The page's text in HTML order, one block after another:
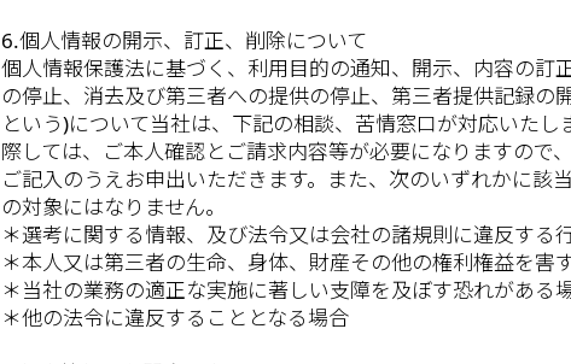
6.個人情報の開示、訂正、削除について
個人情報保護法に基づく、利用目的の通知、開示、内容の訂
の停止、消去及び第三者への提供の停止、第三者提供記録の
という)について当社は、下記の相談、苦情窓口が対応いたし
際しては、ご本人確認とご請求内容等が必要になりますので
ご記入のうえお申出いただきます。また、次のいずれかに該
の対象にはなりません。
＊選考に関する情報、及び法令又は会社の諸規則に違反する
＊本人又は第三者の生命、身体、財産その他の権利権益を害
＊当社の業務の適正な実施に著しい支障を及ぼす恐れがある
＊他の法令に違反することとなる場合